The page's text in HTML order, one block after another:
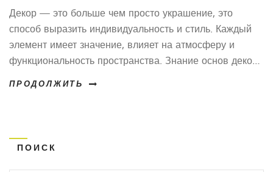
Декор — это больше чем просто украшение, это
способ выразить индивидуальность и стиль. Каждый
элемент имеет значение, влияет на атмосферу и
функциональность пространства. Знание основ декора
обстановку. Статья рассмотрит ключевые аспекты
взаимодействуют для создания гармонии в вашем
доме.
ПРОДОЛЖИТЬ
ПОИСК